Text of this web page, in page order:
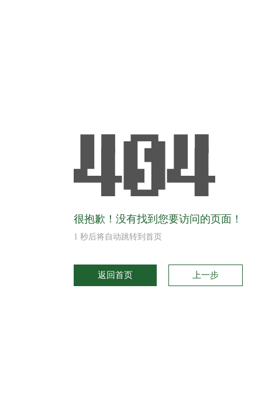
很抱歉！没有找到您要访问的页面！
1 秒后将自动跳转到首页
返回首页 上一步